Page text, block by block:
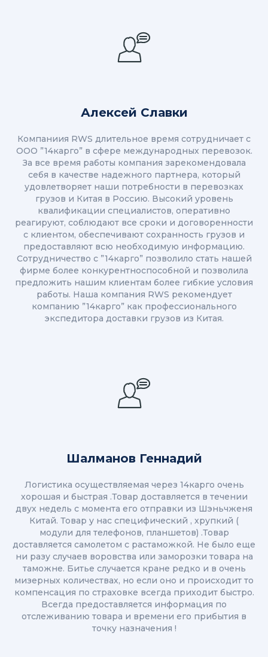
Алексей Славки
Компаниия RWS длительное время сотрудничает с
ООО ”14карго” в сфере международных перевозок.
За все время работы компания зарекомендовала
себя в качестве надежного партнера, который
удовлетворяет наши потребности в перевозках
грузов и Китая в Россию. Высокий уровень
квалификации специалистов, оперативно
реагируют, соблюдают все сроки и договоренности
с клиентом, обеспечивают сохранность грузов и
предоставляют всю необходимую информацию.
Сотрудничество с ”14карго” позволило стать нашей
фирме более конкурентноспособной и позволила
предложить нашим клиентам более гибкие условия
работы. Наша компания RWS рекомендует
компанию ”14карго” как профессионального
экспедитора доставки грузов из Китая.
Шалманов Геннадий
Логистика осуществляемая через 14карго очень
хорошая и быстрая .Товар доставляется в течении
двух недель с момента его отправки из Шэньчженя
Китай. Товар у нас специфический , хрупкий (
модули для телефонов, планшетов) .Товар
доставляется самолетом с растаможкой. Не было еще
ни разу случаев воровства или заморозки товара на
таможне. Битье случается кране редко и в очень
мизерных количествах, но если оно и происходит то
компенсация по страховке всегда приходит быстро.
Всегда предоставляется информация по
отслеживанию товара и времени его прибытия в
точку назначения !